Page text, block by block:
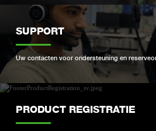
SUPPORT
Uw contacten voor ondersteuning en
PRODUCT REGISTRATIE